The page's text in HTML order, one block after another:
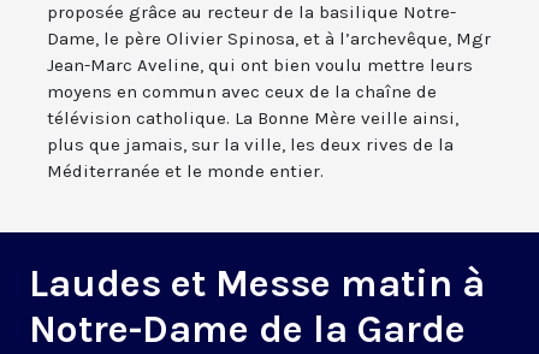
proposée grâce au recteur de la basilique Notre-
Dame, le père Olivier Spinosa, et à l’archevêque, Mgr
Jean-Marc Aveline, qui ont bien voulu mettre leurs
moyens en commun avec ceux de la chaîne de
télévision catholique. La Bonne Mère veille ainsi,
plus que jamais, sur la ville, les deux rives de la
Méditerranée et le monde entier.
Laudes et Messe matin à
Notre-Dame de la Garde